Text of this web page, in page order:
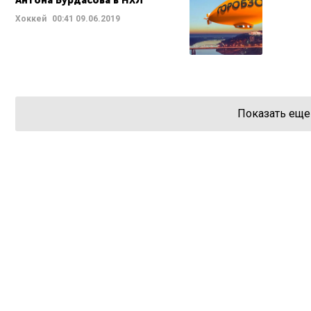
Хоккей 00:41 09.06.2019
Показать